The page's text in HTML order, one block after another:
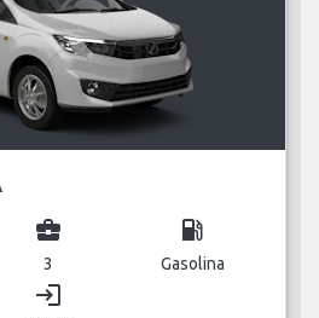
business_center
3
local_gas_station
Gasolina
login